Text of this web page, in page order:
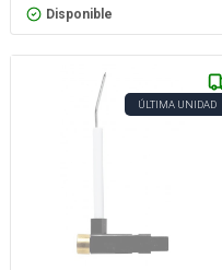
Disponible
ÚLTIMA UNIDAD